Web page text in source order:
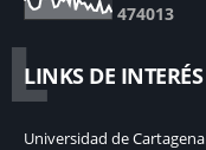
474013
L
LINKS DE INTERÉS
Universidad de Cartagena